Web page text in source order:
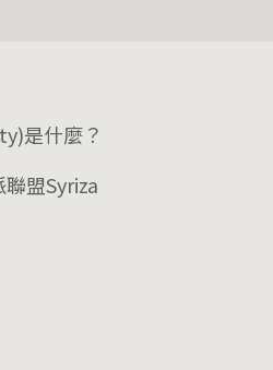
是什麼？
盟Syriza